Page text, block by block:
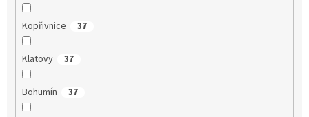
Kopřivnice 37
Klatovy 37
Bohumín 37